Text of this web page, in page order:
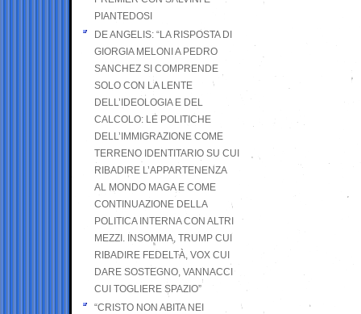
PIANTEDOSI
DE ANGELIS: “LA RISPOSTA DI
GIORGIA MELONI A PEDRO
SANCHEZ SI COMPRENDE
SOLO CON LA LENTE
DELL’IDEOLOGIA E DEL
CALCOLO: LE POLITICHE
DELL’IMMIGRAZIONE COME
TERRENO IDENTITARIO SU CUI
RIBADIRE L’APPARTENENZA
AL MONDO MAGA E COME
CONTINUAZIONE DELLA
POLITICA INTERNA CON ALTRI
MEZZI. INSOMMA, TRUMP CUI
RIBADIRE FEDELTÀ, VOX CUI
DARE SOSTEGNO, VANNACCI
CUI TOGLIERE SPAZIO”
“CRISTO NON ABITA NEI